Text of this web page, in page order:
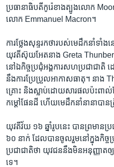
ប្រធានាធិបតី​កូរ៉េ​ខាង​ត្បូង​លោក
លោក Emmanuel Macron។
ការ​ថ្លែង​សុន្ទរកថា​របស់​មេដឹកនាំ​ទាំង​
យុវតី​ស៊ុយអែត​នាង Greta
នៅ​ឯ​កិច្ច​ប្រជុំ​អង្គការ​សហប្រជាជាតិ
នឹង​ការ​ប្រែប្រួល​អាកាសធាតុ។ នាង
គ្រោះ និង​ស្លាប់​ដោយសារ​ផល​ប៉ះពា
កម្ដៅ​ផែនដី ហើយ​មេដឹកនាំ​នានា​បា
យុវតី​វ័យ ១៦ ឆ្នាំ​រូប​នេះ បាន​ព្រមាន​ប្
៦០ នាក់ ដែល​បាន​ចូលរួម​នៅ​ក្នុង​កិច្
ប្រជាជាតិ​ថា យុវជន​នឹង​មិន​អនុញ្ញាត​ឲ្
ទេ។